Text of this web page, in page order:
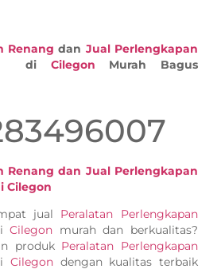
Renang dan Jual Perlengkapan
di Cilegon Murah Bagus
Renang dan Jual Perlengkapan
Cilegon
jual Peralatan Perlengkapan
Cilegon murah dan berkualitas?
produk Peralatan Perlengkapan
Cilegondengan kualitas terbaik